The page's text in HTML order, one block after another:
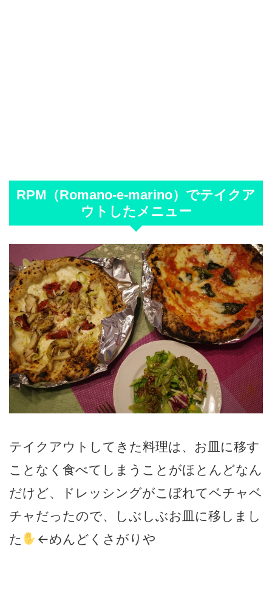
RPM（Romano-e-marino）でテイクア
ウトしたメニュー
テイクアウトしてきた料理は、お皿に移す
ことなく食べてしまうことがほとんどなん
だけど、ドレッシングがこぼれてベチャベ
チャだったので、しぶしぶお皿に移しまし
た
←めんどくさがりや